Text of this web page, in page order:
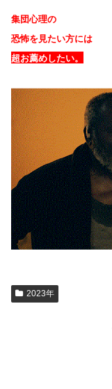
集団心理の
恐怖を見たい方には
超お薦めしたい。
2023年